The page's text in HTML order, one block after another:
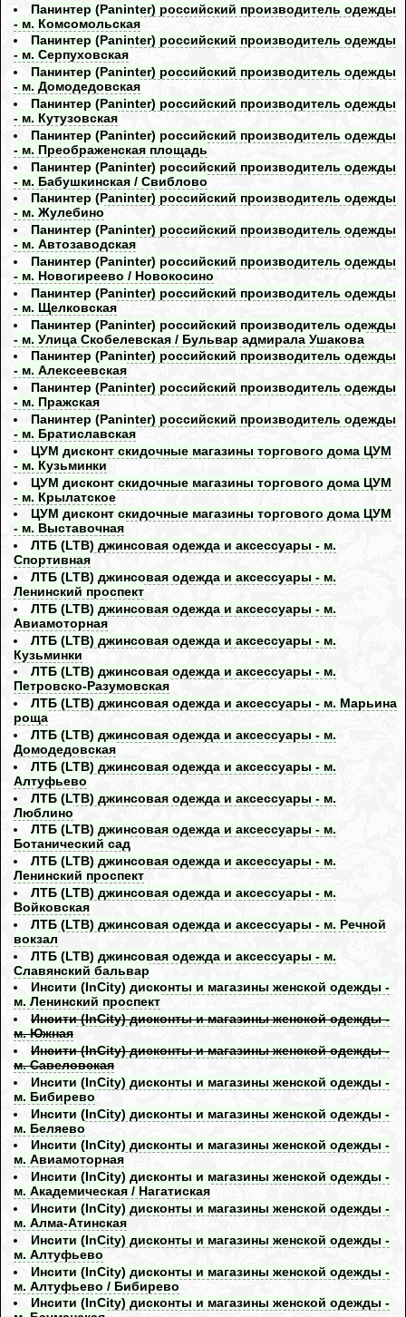
Панинтер (Paninter) российский производитель одежды
- м. Комсомольская
Панинтер (Paninter) российский производитель одежды
- м. Серпуховская
Панинтер (Paninter) российский производитель одежды
- м. Домодедовская
Панинтер (Paninter) российский производитель одежды
- м. Кутузовская
Панинтер (Paninter) российский производитель одежды
- м. Преображенская площадь
Панинтер (Paninter) российский производитель одежды
- м. Бабушкинская / Свиблово
Панинтер (Paninter) российский производитель одежды
- м. Жулебино
Панинтер (Paninter) российский производитель одежды
- м. Автозаводская
Панинтер (Paninter) российский производитель одежды
- м. Новогиреево / Новокосино
Панинтер (Paninter) российский производитель одежды
- м. Щелковская
Панинтер (Paninter) российский производитель одежды
- м. Улица Скобелевская / Бульвар адмирала Ушакова
Панинтер (Paninter) российский производитель одежды
- м. Алексеевская
Панинтер (Paninter) российский производитель одежды
- м. Пражская
Панинтер (Paninter) российский производитель одежды
- м. Братиславская
ЦУМ дисконт скидочные магазины торгового дома ЦУМ
- м. Кузьминки
ЦУМ дисконт скидочные магазины торгового дома ЦУМ
- м. Крылатское
ЦУМ дисконт скидочные магазины торгового дома ЦУМ
- м. Выставочная
ЛТБ (LTB) джинсовая одежда и аксессуары - м.
Спортивная
ЛТБ (LTB) джинсовая одежда и аксессуары - м.
Ленинский проспект
ЛТБ (LTB) джинсовая одежда и аксессуары - м.
Авиамоторная
ЛТБ (LTB) джинсовая одежда и аксессуары - м.
Кузьминки
ЛТБ (LTB) джинсовая одежда и аксессуары - м.
Петровско-Разумовская
ЛТБ (LTB) джинсовая одежда и аксессуары - м. Марьина
роща
ЛТБ (LTB) джинсовая одежда и аксессуары - м.
Домодедовская
ЛТБ (LTB) джинсовая одежда и аксессуары - м.
Алтуфьево
ЛТБ (LTB) джинсовая одежда и аксессуары - м.
Люблино
ЛТБ (LTB) джинсовая одежда и аксессуары - м.
Ботанический сад
ЛТБ (LTB) джинсовая одежда и аксессуары - м.
Ленинский проспект
ЛТБ (LTB) джинсовая одежда и аксессуары - м.
Войковская
ЛТБ (LTB) джинсовая одежда и аксессуары - м. Речной
вокзал
ЛТБ (LTB) джинсовая одежда и аксессуары - м.
Славянский бальвар
Инсити (InCity) дисконты и магазины женской одежды -
м. Ленинский проспект
Инсити (InCity) дисконты и магазины женской одежды -
м. Южная
Инсити (InCity) дисконты и магазины женской одежды -
м. Савеловская
Инсити (InCity) дисконты и магазины женской одежды -
м. Бибирево
Инсити (InCity) дисконты и магазины женской одежды -
м. Беляево
Инсити (InCity) дисконты и магазины женской одежды -
м. Авиамоторная
Инсити (InCity) дисконты и магазины женской одежды -
м. Академическая / Нагатиская
Инсити (InCity) дисконты и магазины женской одежды -
м. Алма-Атинская
Инсити (InCity) дисконты и магазины женской одежды -
м. Алтуфьево
Инсити (InCity) дисконты и магазины женской одежды -
м. Алтуфьево / Бибирево
Инсити (InCity) дисконты и магазины женской одежды -